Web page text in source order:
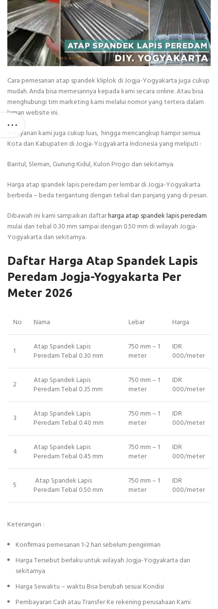
Cara pemesanan atap spandek kliplok di Jogja-Yogyakarta juga cukup
mudah. Anda bisa memesannya kepada kami secara online. Atau bisa
menghubungi tim marketing kami melalui nomor yang tertera dalam
laman website ini.
Pelayanan kami juga cukup luas, hingga mencangkup hampir semua
Kota dan Kabupaten di Jogja-Yogyakarta Indonesia yang meliputi :
Bantul, Sleman, Gunung Kidul, Kulon Progo dan sekitarnya.
Harga atap spandek lapis peredam per lembar di Jogja-Yogyakarta
berbeda – beda tergantung dengan tebal dan panjang yang di pesan.
Dibawah ini kami sampaikan daftarharga atap spandek lapis peredam
mulai dari tebal 0.30 mm sampai dengan 0.50 mm di wilayah Jogja-
Yogyakarta dan sekitarnya.
Daftar Harga Atap Spandek Lapis
Peredam Jogja-Yogyakarta Per
Meter 2026
No Nama Lebar Harga
1
Atap Spandek Lapis
Peredam Tebal 0.30 mm
750 mm – 1
meter
IDR
000/meter
2
Atap Spandek Lapis
Peredam Tebal 0.35 mm
750 mm – 1
meter
IDR
000/meter
3
Atap Spandek Lapis
Peredam Tebal 0.40 mm
750 mm – 1
meter
IDR
000/meter
4
Atap Spandek Lapis
Peredam Tebal 0.45 mm
750 mm – 1
meter
IDR
000/meter
5
Atap Spandek Lapis
Peredam Tebal 0.50 mm
750 mm – 1
meter
IDR
000/meter
Keterangan :
Konfirmasi pemesanan 1-2 hari sebelum pengiriman
Harga Tersebut berlaku untuk wilayah Jogja-Yogyakarta dan
sekitarnya
Harga Sewaktu – waktu Bisa berubah sesuai Kondisi
Pembayaran Cash atau Transfer Ke rekening perusahaan Kami